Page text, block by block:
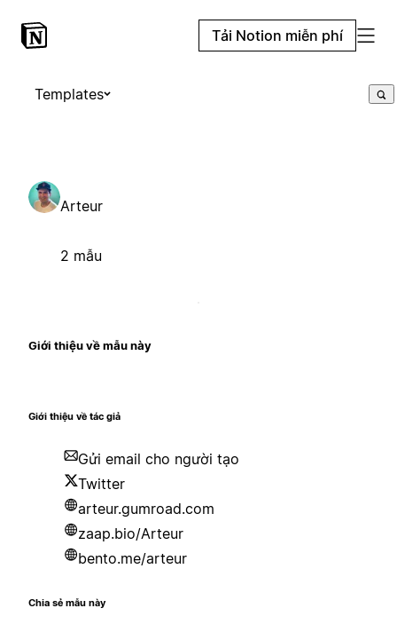
Tải Notion miễn phí
Templates
Arteur
2 mẫu
Giới thiệu về mẫu này
Giới thiệu về tác giả
Gửi email cho người tạo
Twitter
arteur.gumroad.com
zaap.bio/Arteur
bento.me/arteur
Chia sẻ mẫu này